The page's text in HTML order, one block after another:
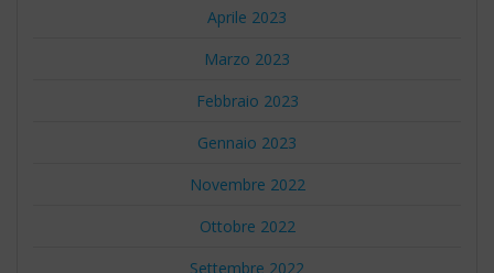
Aprile 2023
Marzo 2023
Febbraio 2023
Gennaio 2023
Novembre 2022
Ottobre 2022
Settembre 2022